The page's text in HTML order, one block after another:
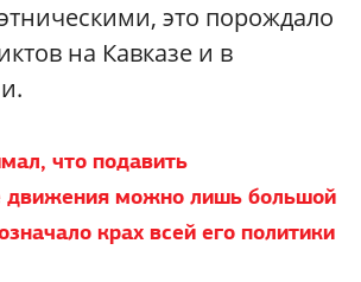
это порождало
на Кавказе и в
что подавить
движения можно лишь большой
крах всей его политики